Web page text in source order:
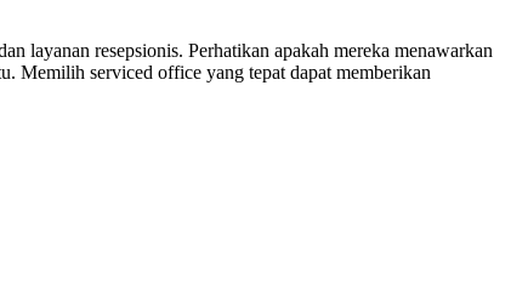
layanan resepsionis. Perhatikan apakah mereka menawarkan
Memilih serviced office yang tepat dapat memberikan